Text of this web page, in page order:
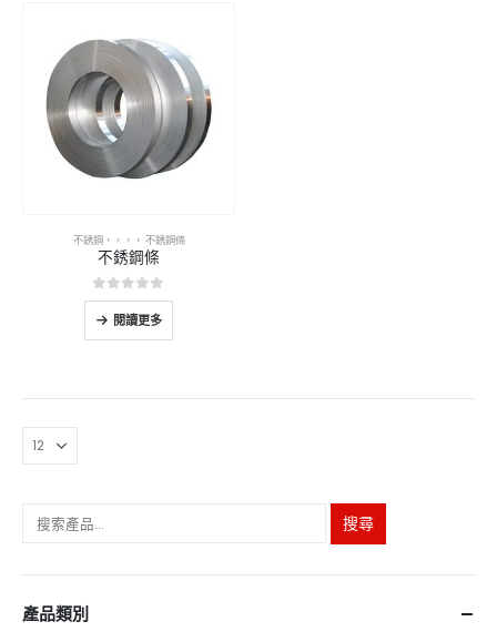
不銹鋼，，，， 不銹鋼條
不銹鋼條
05分
閱讀更多
搜尋
產品類別